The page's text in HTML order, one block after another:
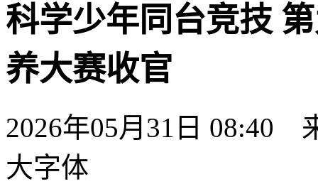
科学少年同台竞技
养大赛收官
2026年05月31日 08:40
大字体